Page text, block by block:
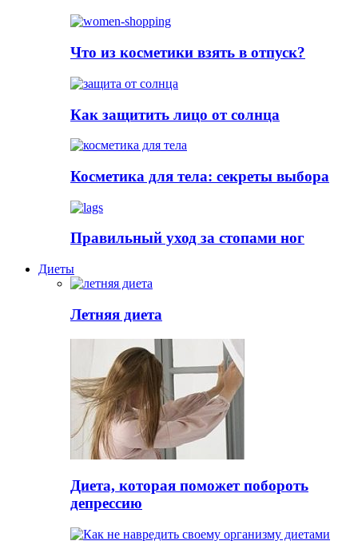
Что из косметики взять в отпуск?
Как защитить лицо от солнца
Косметика для тела: секреты выбора
Правильный уход за стопами ног
Диеты
Летняя диета
Диета, которая поможет побороть
депрессию